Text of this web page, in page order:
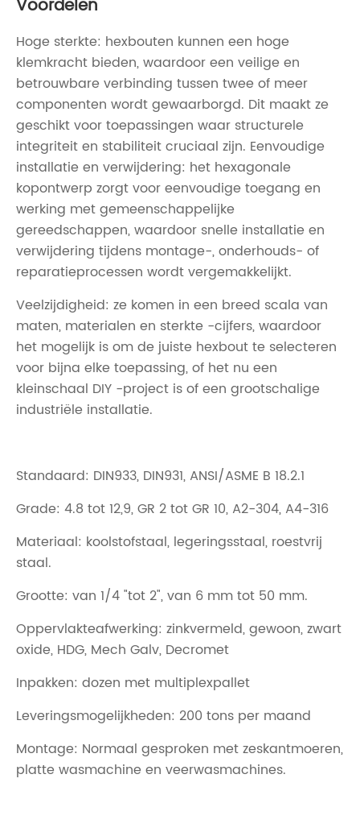
Voordelen
Hoge sterkte: hexbouten kunnen een hoge
klemkracht bieden, waardoor een veilige en
betrouwbare verbinding tussen twee of meer
componenten wordt gewaarborgd. Dit maakt ze
geschikt voor toepassingen waar structurele
integriteit en stabiliteit cruciaal zijn. Eenvoudige
installatie en verwijdering: het hexagonale
kopontwerp zorgt voor eenvoudige toegang en
werking met gemeenschappelijke
gereedschappen, waardoor snelle installatie en
verwijdering tijdens montage-, onderhouds- of
reparatieprocessen wordt vergemakkelijkt.
Veelzijdigheid: ze komen in een breed scala van
maten, materialen en sterkte -cijfers, waardoor
het mogelijk is om de juiste hexbout te selecteren
voor bijna elke toepassing, of het nu een
kleinschaal DIY -project is of een grootschalige
industriële installatie.
Standaard: DIN933, DIN931, ANSI/ASME B 18.2.1
Grade: 4.8 tot 12,9, GR 2 tot GR 10, A2-304, A4-316
Materiaal: koolstofstaal, legeringsstaal, roestvrij
staal.
Grootte: van 1/4 "tot 2", van 6 mm tot 50 mm.
Oppervlakteafwerking: zinkvermeld, gewoon, zwart
oxide, HDG, Mech Galv, Decromet
Inpakken: dozen met multiplexpallet
Leveringsmogelijkheden: 200 tons per maand
Montage: Normaal gesproken met zeskantmoeren,
platte wasmachine en veerwasmachines.